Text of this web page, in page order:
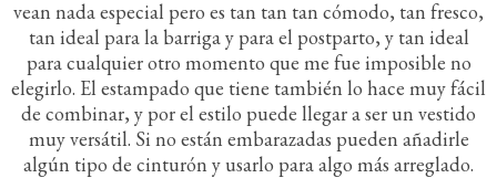
vean nada especial pero es tan tan tan cómodo, tan fresco,
tan ideal para la barriga y para el postparto, y tan ideal
para cualquier otro momento que me fue imposible no
elegirlo. El estampado que tiene también lo hace muy fácil
de combinar, y por el estilo puede llegar a ser un vestido
muy versátil. Si no están embarazadas pueden añadirle
algún tipo de cinturón y usarlo para algo más arreglado.